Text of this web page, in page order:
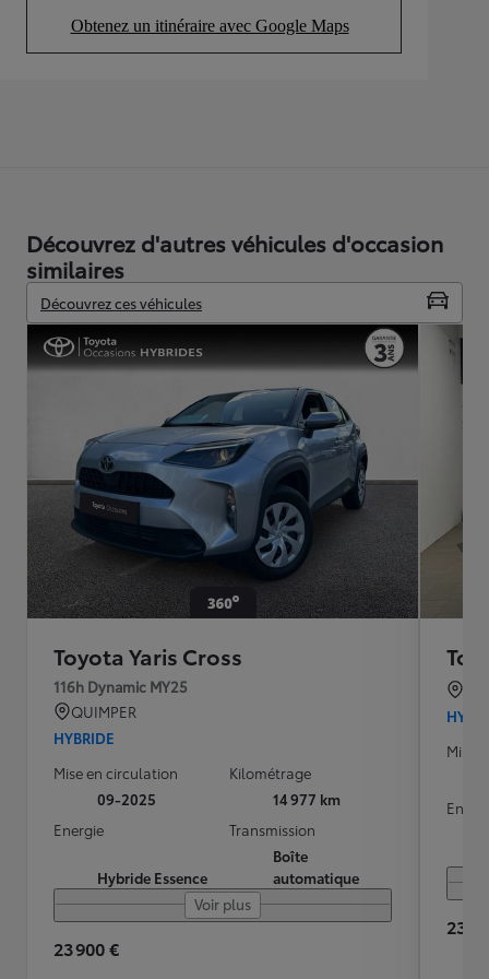
Obtenez un itinéraire avec Google Maps
(Opens in new tab)
Découvrez d'autres véhicules d'occasion
similaires
Découvrez ces véhicules
Toyota Yaris Cross
116h Dynamic MY25
QUIMPER
HYBRIDE
Mise en circulation
09-2025
Kilométrage
14 977 km
Energie
Hybride Essence
Transmission
Boîte
automatique
Voir plus
23 900 €
Mise
23